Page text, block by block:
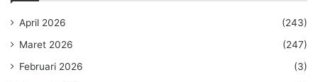
April 2026
(243)
Maret 2026
(247)
Februari 2026
(3)